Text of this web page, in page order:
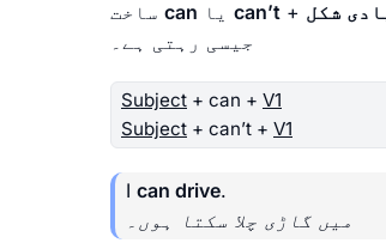
can can’t + شکل
جیسی رہتی ہے۔
Subject + can + V1
Subject + can’t + V1
I can drive.
میں گاڑی چلا سکتا ہوں۔